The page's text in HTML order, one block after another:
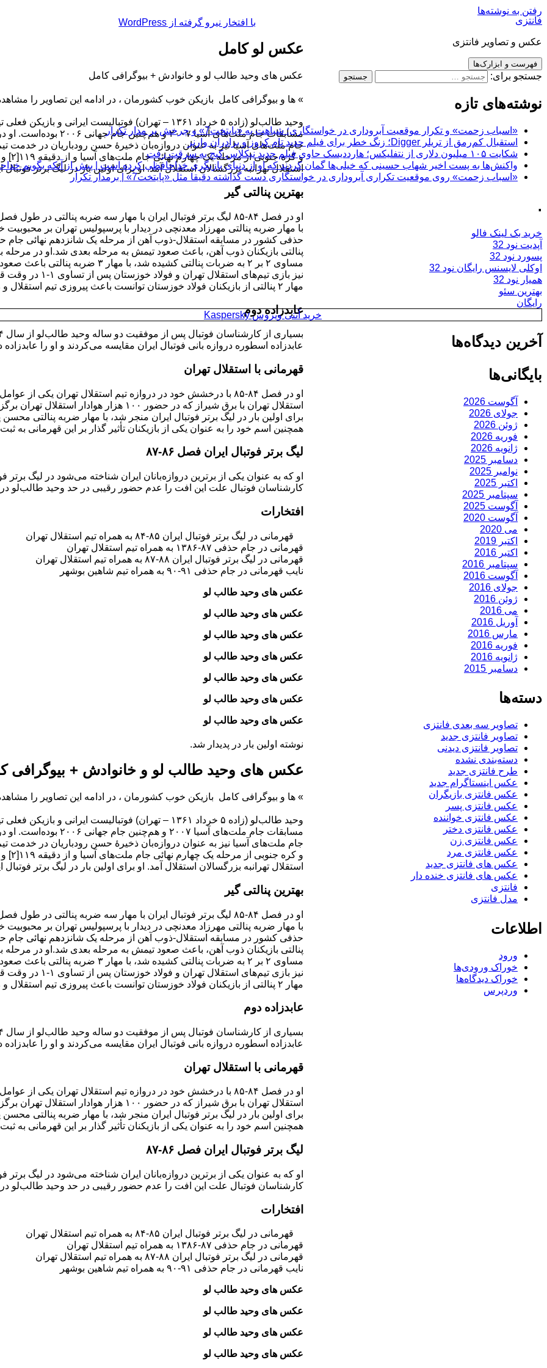
رفتن به نوشته‌ها
فانتزی
عکس و تصاویر فانتزی
فهرست و ابزارک‌ها
جستجو برای:
نوشته‌های تازه
«اسباب زحمت» و تکرار موقعیت آبروداری در خواستگاری؛ شباهت به «پایتخت7» و چرخش بر مدار تکرار
استقبال کم‌رمق از تریلر Digger؛ زنگ خطر برای فیلم جدید تام کروز و برادران وارنر
شکایت ۱۰۵ میلیون دلاری از نتفلیکس؛ هارددیسک حاوی فیلم جدید نیکلاس کیج به سرقت رفت
واکنش‌ها به پست اخیر شهاب حسینی که خیلی‌ها گمان کردند که او از دنیای بازیگری خداحافظی کرده است | پیش از آنکه بگویم
«اسباب زحمت» روی موقعیت تکراری آبروداری در خواستگاری دست گذاشته دقیقا مثل «پایتخت7» | برمدار تکرار
.
خرید بک لینک فالو
آپدیت نود 32
پسورد نود 32
اوکلی لایسنس رایگان نود 32
همیار نود 32
بهترین سئو
رایگان
خرید آنتی ویروس Kaspersky
آخرین دیدگاه‌ها
بایگانی‌ها
آگوست 2026
جولای 2026
ژوئن 2026
فوریه 2026
ژانویه 2026
دسامبر 2025
نوامبر 2025
اکتبر 2025
سپتامبر 2025
آگوست 2025
آگوست 2020
می 2020
اکتبر 2019
اکتبر 2016
سپتامبر 2016
آگوست 2016
جولای 2016
ژوئن 2016
می 2016
آوریل 2016
مارس 2016
فوریه 2016
ژانویه 2016
دسامبر 2015
دسته‌ها
تصاویر سه بعدی فانتزی
تصاویر فانتزی جدید
تصاویر فانتزی دیدنی
دسته‌بندی نشده
طرح فانتزی جدید
عکس اینستاگرام جدید
عکس فانتزی بازیگران
عکس فانتزی پسر
عکس فانتزی خواننده
عکس فانتزی دختر
عکس فانتزی زن
عکس فانتزی مرد
عکس های فانتزی جدید
عکس های فانتزی خنده دار
فانتزی
مدل فانتزی
اطلاعات
ورود
خوراک ورودی‌ها
خوراک دیدگاه‌ها
وردپرس
عکس لو کامل
عکس های وحید طالب‌ لو و خانوادش + بیوگرافی کامل
» ها و بیوگرافی کامل بازیکن خوب کشورمان ، در ادامه این تصاویر را مشاهده
وحید طالب‌لو (زاده ۵ خرداد ۱۳۶۱ – تهران) فوتبالیست
مسابقات جام ملت‌های
جام ملت‌های آسیا نیز به عنوان دروازه‌بان ذخیرهٔ حسن رودباریان در خدمت
و
استقلال تهرانبه بزرگسالان استقلال آمد. او برای اولین بار در لیگ برتر فوتبال ایران در فصل ۸۲-۸۳ مقابل تیم
بهترین پنالتی‌ گیر
پنالتی بازیکنان ذوب آهن، باعث صعود تیمش به مرحله بعدی شد.او در مرحله
مساوی ۲ بر ۲ به ضربات پنالتی کشیده
نیز بازی
مهار ۲ پنالتی از بازیکنان فولاد خوزستان توانست باعث پیروزی تیم استقلال و رساندن این تیم به فینال این مسابقات شود.
عابدزاده دوم
عابدزاده اسطوره دروازه بانی فوتبال ایران مقایسه می‌کردند و او را عابدزاده
قهرمانی با استقلال تهران
او در فصل ۸۴-۸۵ با درخشش خود در دروازه تیم استقلال تهران
همچنین اسم خود را به عنوان یکی از بازیکنان تأثیر گذار بر این قهرمانی به
لیگ برتر فوتبال ایران فصل ۸۶-۸۷
کارشناسان فوتبال علت این افت را عدم حضور رقیبی در حد وحید طالب‌لو در
افتخارات
قهرمانی در لیگ برتر فوتبال ایران ۸۵-۸۴ به همراه تیم استقلال تهران
قهرمانی در جام حذفی ۸۷-۱۳۸۶ به همراه تیم استقلال تهران
قهرمانی در لیگ برتر فوتبال ایران ۸۸-۸۷ به همراه تیم استقلال تهران
نایب قهرمانی در جام حذفی ۹۱-۹۰ به همراه تیم شاهین بوشهر
عکس های وحید طالب‌ لو
عکس های وحید طالب‌ لو
عکس های وحید طالب‌ لو
عکس های وحید طالب‌ لو
عکس های وحید طالب‌ لو
عکس های وحید طالب‌ لو
عکس های وحید طالب‌ لو
نوشته اولین بار در پدیدار شد.
عکس های وحید طالب‌ لو و خانوادش + بیوگرافی
» ها و بیوگرافی کامل بازیکن خوب کشورمان ، در ادامه این تصاویر را مشاهده
وحید طالب‌لو (زاده ۵ خرداد ۱۳۶۱ – تهران) فوتبالیست
مسابقات جام ملت‌های
جام ملت‌های آسیا نیز به عنوان دروازه‌بان ذخیرهٔ حسن رودباریان در خدمت
و
استقلال تهرانبه بزرگسالان استقلال آمد. او برای اولین بار در لیگ برتر فوتبال ایران در فصل ۸۲-۸۳ مقابل تیم
بهترین پنالتی‌ گیر
پنالتی بازیکنان ذوب آهن، باعث صعود تیمش به مرحله بعدی شد.او در مرحله
مساوی ۲ بر ۲ به ضربات پنالتی کشیده
نیز بازی
مهار ۲ پنالتی از بازیکنان فولاد خوزستان توانست باعث پیروزی تیم استقلال و رساندن این تیم به فینال این مسابقات شود.
عابدزاده دوم
عابدزاده اسطوره دروازه بانی فوتبال ایران مقایسه می‌کردند و او را عابدزاده
قهرمانی با استقلال تهران
او در فصل ۸۴-۸۵ با درخشش خود در دروازه تیم استقلال تهران
همچنین اسم خود را به عنوان یکی از بازیکنان تأثیر گذار بر این قهرمانی به
لیگ برتر فوتبال ایران فصل ۸۶-۸۷
کارشناسان فوتبال علت این افت را عدم حضور رقیبی در حد وحید طالب‌لو در
افتخارات
قهرمانی در لیگ برتر فوتبال ایران ۸۵-۸۴ به همراه تیم استقلال تهران
قهرمانی در جام حذفی ۸۷-۱۳۸۶ به همراه تیم استقلال تهران
قهرمانی در لیگ برتر فوتبال ایران ۸۸-۸۷ به همراه تیم استقلال تهران
نایب قهرمانی در جام حذفی ۹۱-۹۰ به همراه تیم شاهین بوشهر
عکس های وحید طالب‌ لو
عکس های وحید طالب‌ لو
عکس های وحید طالب‌ لو
عکس های وحید طالب‌ لو
با افتخار نیرو گرفته از WordPress